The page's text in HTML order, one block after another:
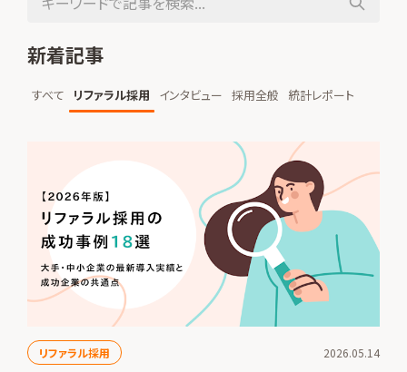
新着記事
すべて リファラル採用 インタビュー 採用全般 統計レポート
リファラル採用 2026.05.14